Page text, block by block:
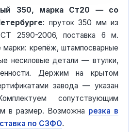
350, марка Ст20 — со
: пруток 350 мм из
2590-2006, поставка 6 м.
марки: крепёж, штампосварные
несиловые детали — втулки,
Держим на крытом
завода — указан
сопутствующим
в размер. Возможна резка в
по СЗФО.